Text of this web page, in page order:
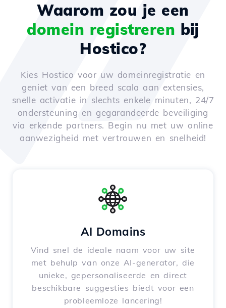
Waarom zou je een
domein registreren bij
Hostico?
Kies Hostico voor uw domeinregistratie en
geniet van een breed scala aan extensies,
snelle activatie in slechts enkele minuten, 24/7
ondersteuning en gegarandeerde beveiliging
via erkende partners. Begin nu met uw online
aanwezigheid met vertrouwen en snelheid!
AI Domains
Vind snel de ideale naam voor uw site
met behulp van onze AI-generator, die
unieke, gepersonaliseerde en direct
beschikbare suggesties biedt voor een
probleemloze lancering!